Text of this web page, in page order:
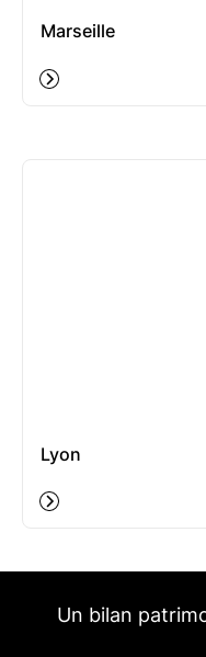
Marseille
Lyon
Un bilan